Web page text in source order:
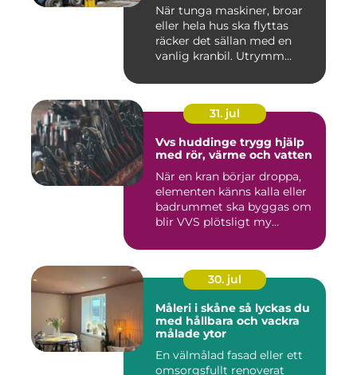
När tunga maskiner, broar
eller hela hus ska flyttas
räcker det sällan med en
vanlig kranbil. Utrymm...
31. jul
Vvs huddinge trygg hjälp
med rör, värme och vatten
När en kran börjar droppa,
elementen känns kalla eller
badrummet ska byggas om
blir VVS plötsligt my...
30. jul
Måleri i skåne så lyckas du
med hållbara och vackra
målade ytor
En välmålad fasad eller ett
omsorgsfullt renoverat